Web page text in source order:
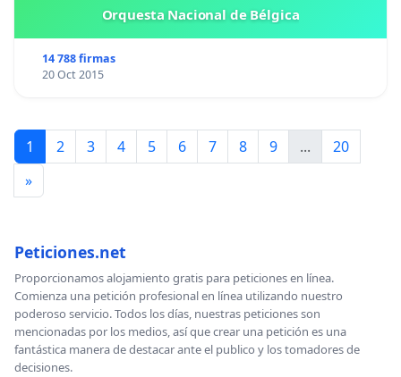
Orquesta Nacional de Bélgica
14 788 firmas
20 Oct 2015
1 2 3 4 5 6 7 8 9 ...
20
»
Peticiones.net
Proporcionamos alojamiento gratis para peticiones en línea.
Comienza una petición profesional en línea utilizando nuestro
poderoso servicio. Todos los días, nuestras peticiones son
mencionadas por los medios, así que crear una petición es una
fantástica manera de destacar ante el publico y los tomadores de
decisiones.